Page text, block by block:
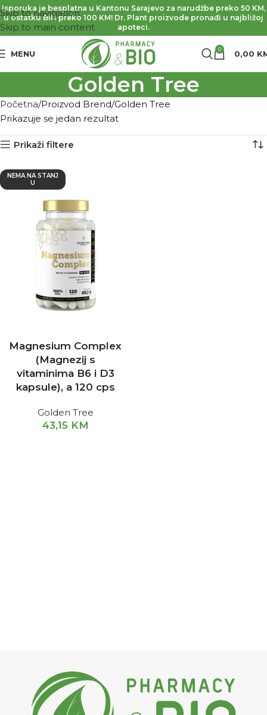
Skip to navigation
Skip to main content
Isporuka je besplatna u Kantonu Sarajevo za narudžbe preko 50 KM,
u ostatku BiH preko 100 KM! Dr. Plant proizvode pronađi u najbližoj
apoteci.
MENU 0 0,00
Golden Tree
Početna Proizvod Brend Golden Tree
Prikazuje se jedan rezultat
Prikaži filtere
NEMA NA STANJ
U
Magnesium Complex
(Magnezij s
vitaminima B6 i D3
kapsule), a 120 cps
Golden Tree
43,15 KM